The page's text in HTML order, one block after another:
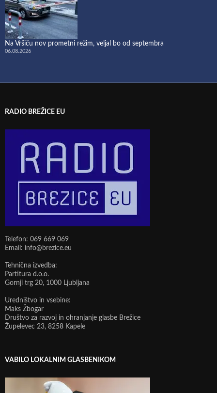
Na Vršiču nov prometni režim, veljal bo od septembra
06.08.2026
RADIO BREŽICE EU
Telefon: 069 669 069
Email: info@brezice.eu
Tehnična izvedba:
Partitura d.o.o.
Gornji trg 20, 1000 Ljubljana
Uredništvo in vsebine:
Maks Žbogar
Društvo za razvoj in ohranjanje glasbe Brežice
Župelevec 23, 8258 Kapele
VABILO LOKALNIM GLASBENIKOM